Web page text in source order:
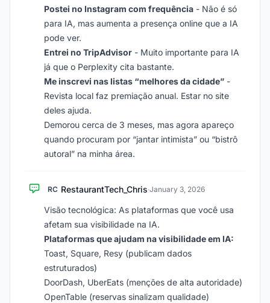
Postei no Instagram com frequência - Não é só
para IA, mas aumenta a presença online que a IA
pode ver.
Entrei no TripAdvisor - Muito importante para IA
já que o Perplexity cita bastante.
Me inscrevi nas listas “melhores da cidade” -
Revista local faz premiação anual. Estar no site
deles ajuda.
Demorou cerca de 3 meses, mas agora apareço
quando procuram por “jantar intimista” ou “bistrô
autoral” na minha área.
RC RestaurantTech_Chris·January 3, 2026
Visão tecnológica: As plataformas que você usa
afetam sua visibilidade na IA.
Plataformas que ajudam na visibilidade em IA:
Toast, Square, Resy (publicam dados
estruturados)
DoorDash, UberEats (menções de alta autoridade)
OpenTable (reservas sinalizam qualidade)